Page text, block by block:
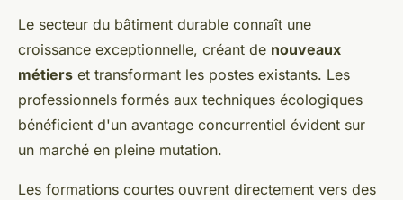
Le secteur du bâtiment durable connaît une
croissance exceptionnelle, créant de nouveaux
métiers et transformant les postes existants. Les
professionnels formés aux techniques écologiques
bénéficient d'un avantage concurrentiel évident sur
un marché en pleine mutation.
Les formations courtes ouvrent directement vers des